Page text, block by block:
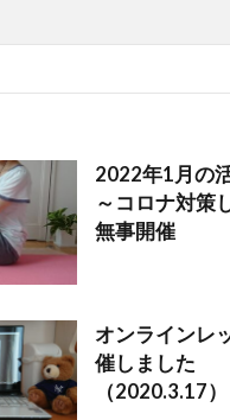
グの活動
2022年1月の
～コロナ対策
無事開催
グの活動
オンラインレ
催しました
（2020.3.17）